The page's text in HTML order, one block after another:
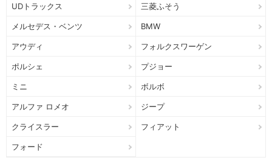
UDトラックス 三菱ふそう
メルセデス・ベンツ BMW
アウディ フォルクスワーゲン
ポルシェ プジョー
ミニ ボルボ
アルファ ロメオ ジープ
クライスラー フィアット
フォード